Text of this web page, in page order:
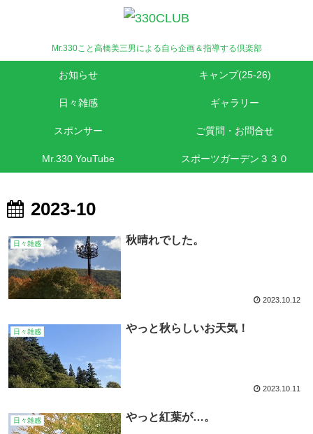
Mr.330こと高橋美三男による自ら企画＆指導する倶楽部
お知らせ キャンプ(25-26)
日々雑感 ギャラリー
スポンサー ご質問・お問合せ
Mr.330 YouTube スポーツガーデン３３０
2023-10
日々雑感 秋晴れでした。
2023.10.12
日々雑感 やっと秋らしいお天気！
2023.10.11
日々雑感 やっと紅葉が…。